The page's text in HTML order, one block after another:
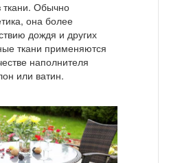
Обычно
она более
дождя и других
ткани применяются
наполнителя
или ватин.